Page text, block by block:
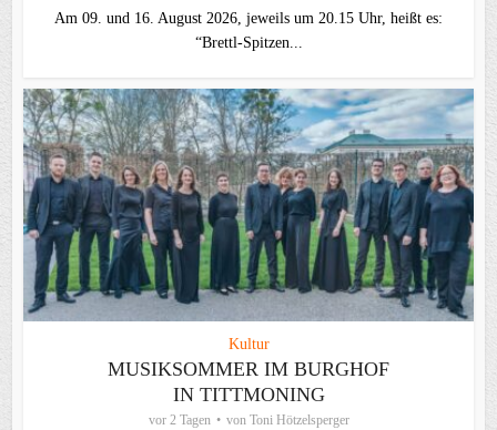
Am 09. und 16. August 2026, jeweils um 20.15 Uhr, heißt es:
“Brettl-Spitzen...
Kultur
MUSIKSOMMER IM BURGHOF
IN TITTMONING
vor 2 Tagen von Toni Hötzelsperger